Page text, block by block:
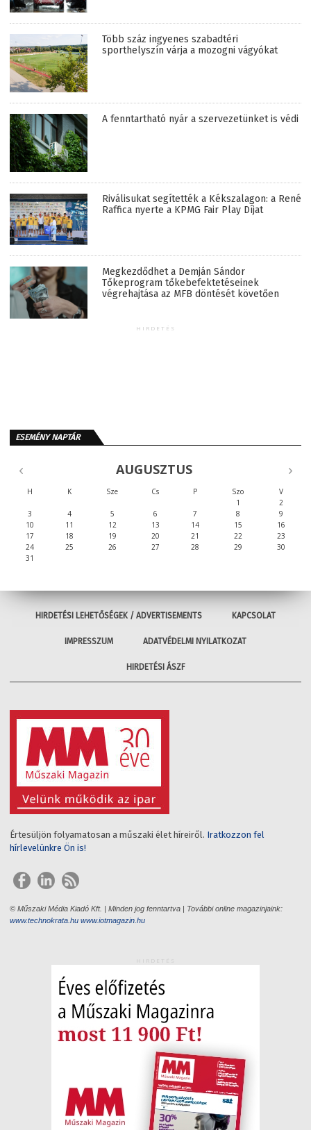
Több száz ingyenes szabadtéri
sporthelyszín várja a mozogni vágyókat
A fenntartható nyár a szervezetünket is védi
Riválisukat segítették a Kékszalagon: a René
Raffica nyerte a KPMG Fair Play Díjat
Megkezdődhet a Demján Sándor
Tőkeprogram tőkebefektetéseinek
végrehajtása az MFB döntését követően
HIRDETÉS
ESEMÉNY NAPTÁR
AUGUSZTUS
H K Sze Cs P Szo
V
1
2
3
4 5 6 7 8
9
10
11 12 13 14 15
16
17
18 19 20 21 22
23
24
25 26 27 28 29
30
31
HIRDETÉSI LEHETŐSÉGEK / ADVERTISEMENTS KAPCSOLAT
IMPRESSZUM ADATVÉDELMI NYILATKOZAT
HIRDETÉSI ÁSZF
Értesüljön folyamatosan a műszaki élet híreiről. Iratkozzon fel
hírlevelünkre Ön is!
© Műszaki Média Kiadó Kft. | Minden jog fenntartva | További online magazinjaink:
www.technokrata.hu www.iotmagazin.hu
HIRDETÉS